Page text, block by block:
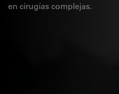
en cirugías complejas.